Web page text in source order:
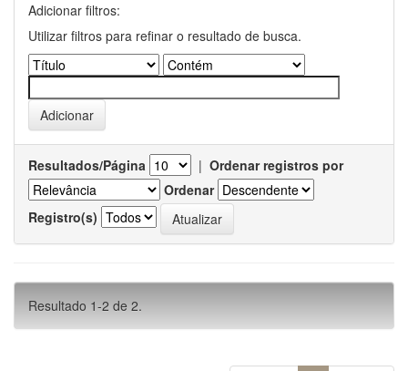
Adicionar filtros:
Utilizar filtros para refinar o resultado de busca.
Resultados/Página | Ordenar registros por
Ordenar
Registro(s)
Resultado 1-2 de 2.